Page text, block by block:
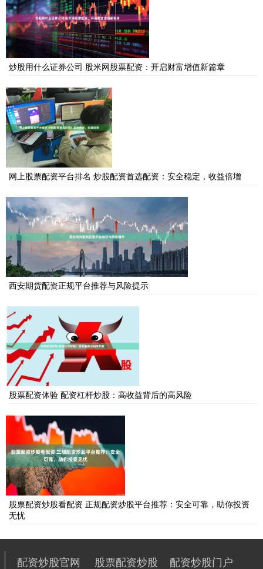
炒股用什么证券公司 股米网股票配资：开启财富增值新篇章
网上股票配资平台排名 炒股配资首选配资：安全稳定，收益倍增
西安期货配资正规平台推荐与风险提示
股票配资体验 配资杠杆炒股：高收益背后的高风险
股票配资炒股看配资 正规配资炒股平台推荐：安全可靠，助你投资
无忧
配资炒股官网 股票配资炒股 配资炒股门户